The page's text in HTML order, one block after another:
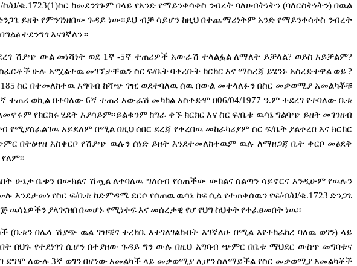
/ስ/ህ/ቁ.1723(1)ስር ከመደንገጉም በላይ የአንድ የማይንቀሳቀስ ንብረት ባለሀብትነትን (ባለርስትነትን) በዉል
ይዘት የምንገነዘበው ጉዳይ ነው፡፡ይህ ብቻ ሳይሆን ከዚህ በተጨማሪነትም አንድ የማይንቀሳቀስ ንብረት
በግልፅተደንግጎእናገኛለን፡፡
ሽያጭ ውል መነሻነት ወደ 1ኛ -5ኛ ተጠሪዎች አውራሽ ተላልፏል ለማለት ይቻላል? ወይስ አይቻልም?
ሁሉ አሟልተዉ መገኘታቸዉን ስር ፍ/ቤት ባቀረቡት ክርክር እና ማስረጃ ይሄንኑ አስረድተዋል ወይ ?
ስር በተመለከተዉ አግባብ ከሻጭ ገዢ ወደተባለዉ ሰዉ በውል መተላለፉን በስር መቃወሚያ አመልካቾቹ
ኛ ተጠሪ ወኪል በተባለው 6ኛ ተጠሪ አውራሽ መካከል አስቀድሞ በ06/04/1977 ዓ.ም ተደረገ የተባለው ቤቱ
የክርክሩ ሂደት አያሳይም፡፡ይልቁንም ከግራ ቀኙ ክርክር እና ስር ፍ/ቤቱ ዉሳኔ ግልባጭ ይዘት መገንዘብ
የሚያስፈልገዉ አይደለም በሚል በዚህ ሰበር ደረጃ የቀረበዉ መከራካሪያም ስር ፍ/ቤት ያልቀረበ እና ክርክር
በትዕዛዝ አስቀርቦ የሽያጭ ዉሉን ሰነድ ይዘት እንደተመለከተዉም ዉሉ ለማዘጋጃ ቤት ቀርቦ መፅደቅ
የለም፡፡
ሁኔታ ቤቱን በውክልና ሽጧል ለተባለዉ ግለሰብ የሰጠችው ውክልና ስልጣን ሳይኖርና እንዲሁም የዉሉን
እንደታመነ የስር ፍ/ቤቱ ከድምዳሜ ደርሶ የሰጠዉ ዉሳኔ ከፍ ሲል የተጠቀሰዉን የፍ/ብ/ህ/ቁ.1723 ድንጋጌ
ዉሳኔዎችን ያላገናዘበበመሆኑ የሚነቀፍእና መሰረታዊ የሆየህግስህተትየተፈፀመበትነዉ፡፡
(ቤቱን በሌላ ሽያጭ ዉል ገዝቼና ተረክቤ እተገለገልኩበት እገኛለሁ በሚል እየተከራከረ ባለዉ ወገን) ላይ
በህጉ የተደነገገ ሲሆን በተያዘው ጉዳይ ግን ውሉ በዚህ አግባብ ጭምር በቤቱ ማህደር ውስጥ መግባቱና
ደግሞ ለውሉ 3ኛ ወገን በሆነው አመልካች ላይ መቃወሚያ ሊሆን ስለማይችል የስር መቃወሚያ አመልካቾች